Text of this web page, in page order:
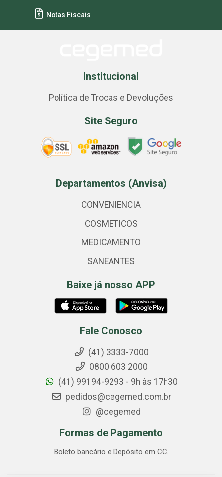
Notas Fiscais
Institucional
Política de Trocas e Devoluções
Site Seguro
Departamentos (Anvisa)
CONVENIENCIA
COSMETICOS
MEDICAMENTO
SANEANTES
Baixe já nosso APP
Fale Conosco
(41) 3333-7000
0800 603 2000
(41) 99194-9293 - 9h às 17h30
pedidos@cegemed.com.br
@cegemed
Formas de Pagamento
Boleto bancário e Depósito em CC.